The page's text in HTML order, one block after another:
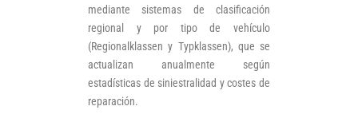
mediante sistemas de clasificación
regional y por tipo de vehículo
(Regionalklassen y Typklassen), que se
actualizan anualmente según
estadísticas de siniestralidad y costes de
reparación.